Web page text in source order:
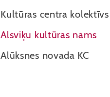
Kultūras centra kolektīvs
Alsviķu kultūras nams
Alūksnes novada KC